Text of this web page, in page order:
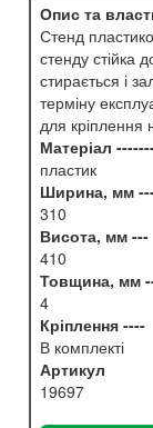
Опис та
Стенд
стенду стійка
стирається і
терміну
для кріплення
Матеріал
пластик
Ширина, мм
310
Висота, мм ---
410
Товщина, мм
4
Кріплення ----
В комплекті
Артикул
19697